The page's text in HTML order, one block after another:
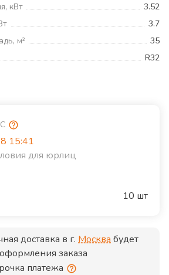
кВт
3.52
3.7
м²
35
R32
15:41
для юрлиц
10 шт
доставка в г. Москвабудет
заказа
платежа